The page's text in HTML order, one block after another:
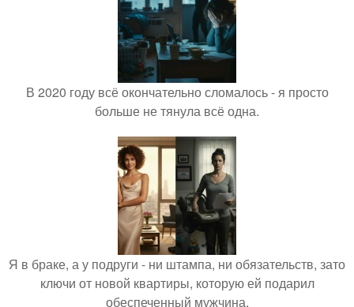
В 2020 году всё окончательно сломалось - я просто
больше не тянула всё одна.
Я в браке, а у подруги - ни штампа, ни обязательств, зато
ключи от новой квартиры, которую ей подарил
обеспеченный мужчина.